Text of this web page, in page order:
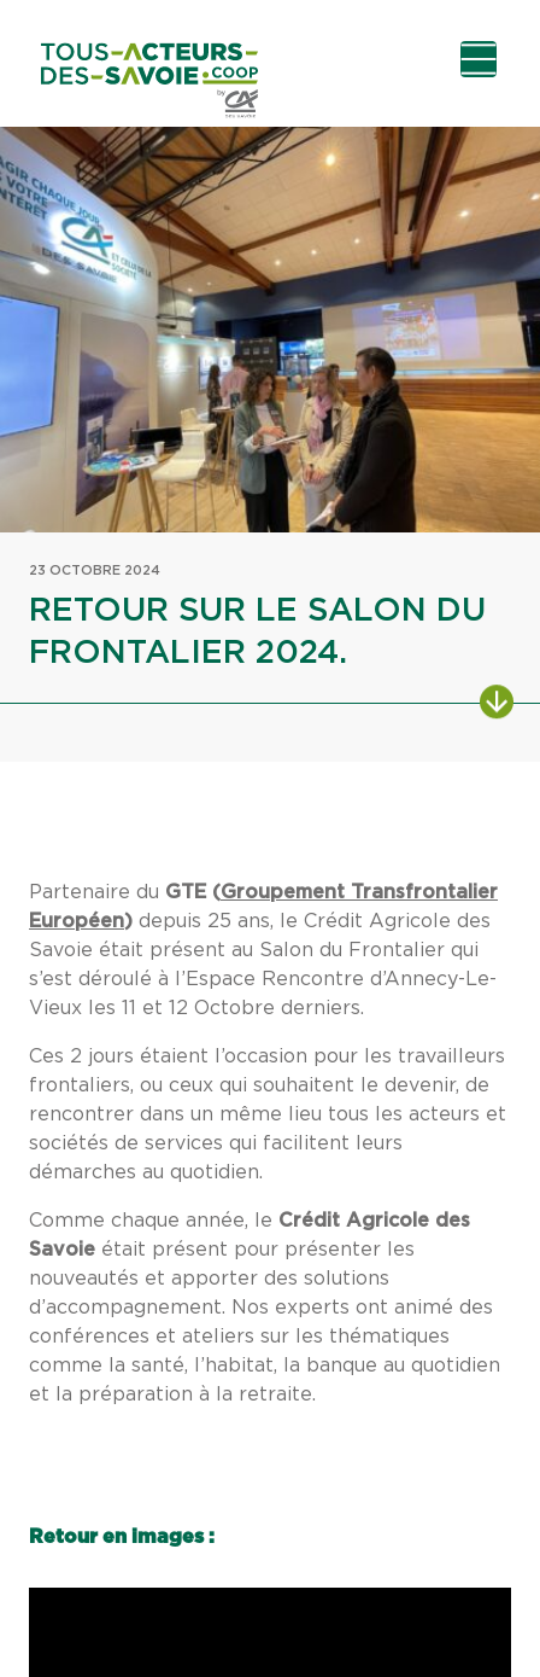
contenu
principal
23 OCTOBRE 2024
RETOUR SUR LE SALON DU
FRONTALIER 2024.
Partenaire du GTE (Groupement Transfrontalier
Européen) depuis 25 ans, le Crédit Agricole des
Savoie était présent au Salon du Frontalier qui
s’est déroulé à l’Espace Rencontre d’Annecy-Le-
Vieux les 11 et 12 Octobre derniers.
Ces 2 jours étaient l’occasion pour les travailleurs
frontaliers, ou ceux qui souhaitent le devenir, de
rencontrer dans un même lieu tous les acteurs et
sociétés de services qui facilitent leurs
démarches au quotidien.
Comme chaque année, le Crédit Agricole des
Savoie était présent pour présenter les
nouveautés et apporter des solutions
d’accompagnement. Nos experts ont animé des
conférences et ateliers sur les thématiques
comme la santé, l’habitat, la banque au quotidien
et la préparation à la retraite.
Retour en images :